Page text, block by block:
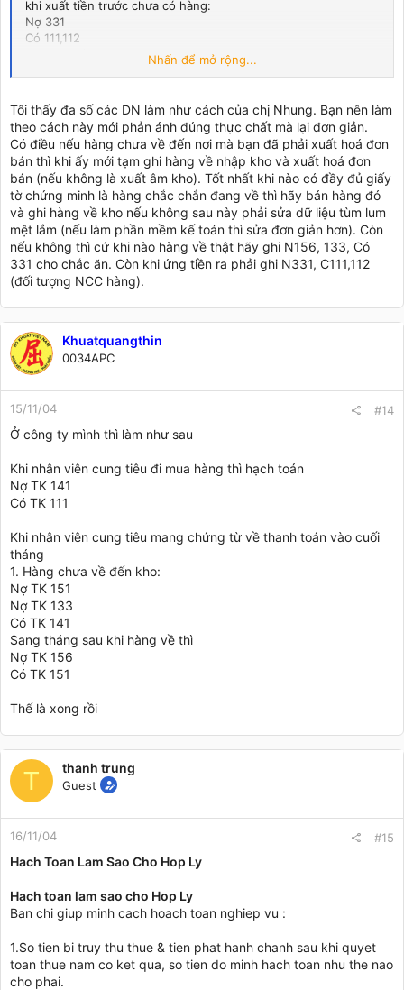
khi xuất tiền trước chưa có hàng:
Nợ 331
Có 111,112
Có 331
Nếu cuối tháng (Cuối năm)hàng vẫn chưa về mà có hóa đơn tài
chính trước, đơn vị em lại khóa sổ theo từng tháng( hoặc là
tháng cuối cùng của năm) thì khi đó em mới tạm đưa vào tài
khoản 151. Còn nếu không nhất thiết phải như vậy thì đừng
tạm treo vào đó lam gì
Nhấn để mở rộng...
Tôi thấy đa số các DN làm như cách của chị Nhung. Bạn nên làm
theo cách này mới phản ánh đúng thực chất mà lại đơn giản.
Có điều nếu hàng chưa về đến nơi mà bạn đã phải xuất hoá đơn
bán thì khi ấy mới tạm ghi hàng về nhập kho và xuất hoá đơn
bán (nếu không là xuất âm kho). Tốt nhất khi nào có đầy đủ giấy
tờ chứng minh là hàng chắc chắn đang về thì hãy bán hàng đó
và ghi hàng về kho nếu không sau này phải sửa dữ liệu tùm lum
mệt lắm (nếu làm phần mềm kế toán thì sửa đơn giản hơn). Còn
nếu không thì cứ khi nào hàng về thật hãy ghi N156, 133, Có
331 cho chắc ăn. Còn khi ứng tiền ra phải ghi N331, C111,112
(đối tượng NCC hàng).
Khuatquangthin
0034APC
15/11/04 #14
Ở công ty mình thì làm như sau
Khi nhân viên cung tiêu đi mua hàng thì hạch toán
Nợ TK 141
Có TK 111
Khi nhân viên cung tiêu mang chứng từ về thanh toán vào cuối
tháng
1. Hàng chưa về đến kho:
Nợ TK 151
Nợ TK 133
Có TK 141
Sang tháng sau khi hàng về thì
Nợ TK 156
Có TK 151
Thế là xong rồi
T thanh trung
Guest
16/11/04 #15
Hach Toan Lam Sao Cho Hop Ly
Hach toan lam sao cho Hop Ly
Ban chi giup minh cach hoach toan nghiep vu :
1.So tien bi truy thu thue & tien phat hanh chanh sau khi quyet
toan thue nam co ket qua, so tien do minh hach toan nhu the nao
cho phai.